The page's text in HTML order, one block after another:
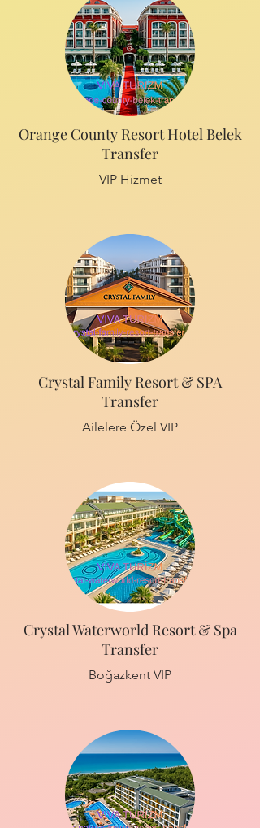
Orange County Resort Hotel Belek
Transfer
VIP Hizmet
Crystal Family Resort & SPA
Transfer
Ailelere Özel VIP
Crystal Waterworld Resort & Spa
Transfer
Boğazkent VIP